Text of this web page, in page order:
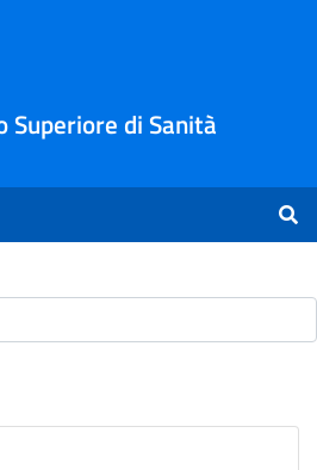
di Sanità
Ricerca -